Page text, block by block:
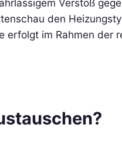
Verstoß
den
erfolgt im Rahmen der